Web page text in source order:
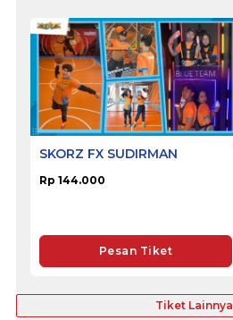
SKORZ FX SUDIRMAN
Rp 144.000
Pesan Tiket
Tiket Lainnya